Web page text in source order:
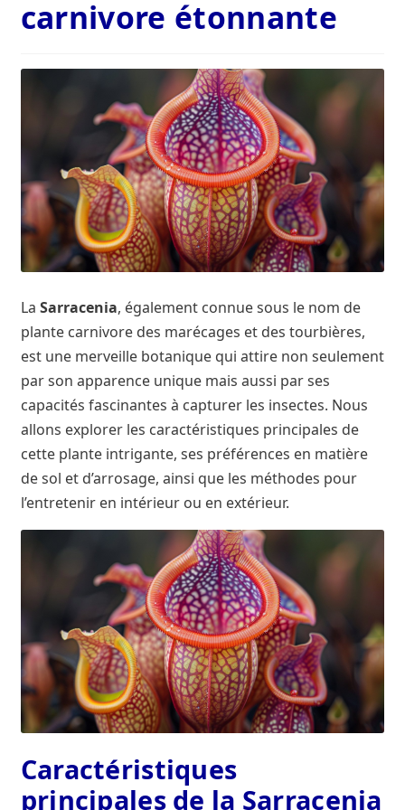
Contact
Contaminants et polluants aquatiques
De quoi s’agit-il ?
Fédérations Régionales de Défense contre les
Organismes Nuisibles (Fredon)
France Biodiversité, connaître et respecter la nature
L’Agence française pour la biodiversité, pilier du
projet de loi
La concertation
Le frelon oriental
Les établissements fondateurs de l’Agence française
pour la biodiversité
Les travaux de préfiguration
Mentions légales
Milieux aquatiques
Nos missions
Qui est le plus intéressant à interviewer pour parler
du frelon asiatique en France ?
carnivore étonnante
La Sarracenia, également connue sous le nom de
plante carnivore des marécages et des tourbières,
est une merveille botanique qui attire non seulement
par son apparence unique mais aussi par ses
capacités fascinantes à capturer les insectes. Nous
allons explorer les caractéristiques principales de
cette plante intrigante, ses préférences en matière
de sol et d’arrosage, ainsi que les méthodes pour
l’entretenir en intérieur ou en extérieur.
Caractéristiques
principales de la Sarracenia